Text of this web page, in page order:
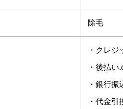
除毛
・クレジ
・後払い
・銀行振
・代金引